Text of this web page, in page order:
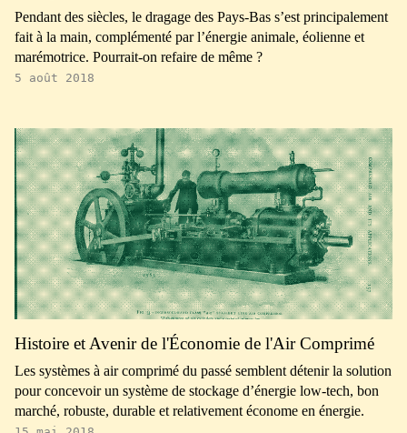
Pendant des siècles, le dragage des Pays-Bas s’est principalement
fait à la main, complémenté par l’énergie animale, éolienne et
marémotrice. Pourrait-on refaire de même ?
5 août 2018
Histoire et Avenir de l'Économie de l'Air Comprimé
Les systèmes à air comprimé du passé semblent détenir la solution
pour concevoir un système de stockage d’énergie low-tech, bon
marché, robuste, durable et relativement économe en énergie.